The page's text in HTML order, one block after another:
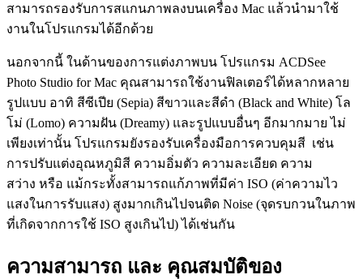
สามารถรองรับการสแกนภาพลงบนเครื่อง Mac แล้วนำมาใช้
งานในโปรแกรมได้อีกด้วย
นอกจากนี้ ในด้านของการแต่งภาพบน โปรแกรม ACDSee
Photo Studio for Mac คุณสามารถใช้งานฟิลเตอร์ได้หลากหลาย
รูปแบบ อาทิ สีซีเปีย (Sepia) สีขาวและสีดำ (Black and White) โล
โม่ (Lomo) ความฝัน (Dreamy) และรูปแบบอื่นๆ อีกมากมาย ไม่
เพียงเท่านั้น โปรแกรมยังรองรับเครื่องมือการควบคุมสี เช่น
การปรับแต่งอุณหภูมิสี ความอิ่มตัว ความละเอียด ความ
สว่าง หรือ แม้กระทั้งสามารถแก้ภาพที่มีค่า ISO (ค่าความไว
แสงในการรับแสง) สูงมากเกินไปจนติด Noise (จุดรบกวนในภาพ
ที่เกิดจากการใช้ ISO สูงเกินไป) ได้เช่นกัน
ความสามารถ และ คุณสมบัติของ